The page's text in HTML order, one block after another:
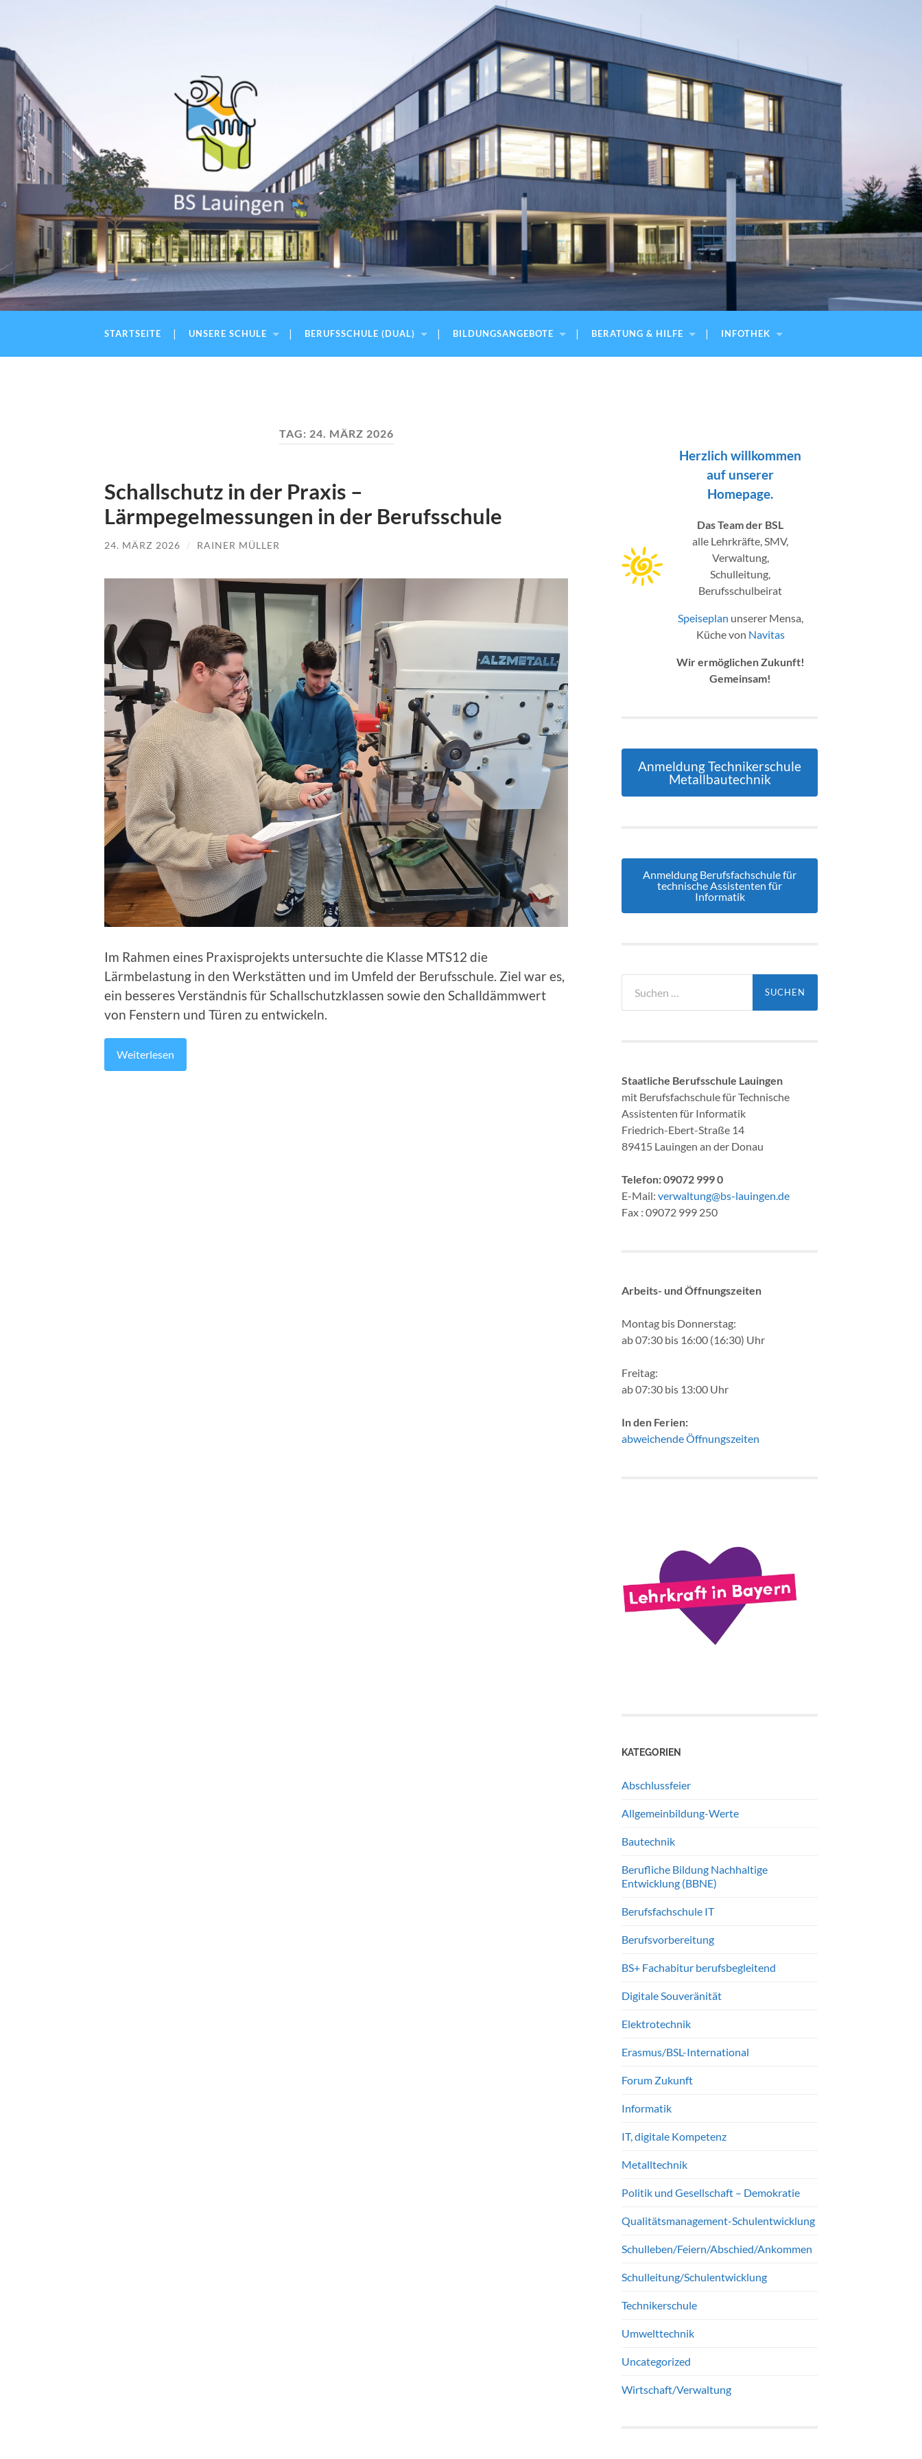
BS
STARTSEITE UNSERE SCHULE BERUFSSCHULE (DUAL) BILDUNGSANGEBOTE BERATUNG & HILFE INFOTHEK
TAG: 24. MÄRZ 2026
Schallschutz in der Praxis –
Lärmpegelmessungen in der Berufsschule
24. MÄRZ 2026 / RAINER MÜLLER
Im Rahmen eines Praxisprojekts untersuchte die Klasse MTS12 die
Lärmbelastung in den Werkstätten und im Umfeld der Berufsschule. Ziel war es,
ein besseres Verständnis für Schallschutzklassen sowie den Schalldämmwert
von Fenstern und Türen zu entwickeln.
Weiterlesen
Herzlich willkommen
auf unserer
Homepage.
Das Team der BSL
alle Lehrkräfte, SMV,
Verwaltung,
Schulleitung,
Berufsschulbeirat
Speiseplan unserer Mensa,
Küche von Navitas
Wir ermöglichen Zukunft!
Gemeinsam!
Anmeldung Technikerschule
Metallbautechnik
Anmeldung Berufsfachschule für
technische Assistenten für
Informatik
nach:
Staatliche Berufsschule Lauingen
mit Berufsfachschule für Technische
Assistenten für Informatik
Friedrich-Ebert-Straße 14
89415 Lauingen an der Donau
Telefon: 09072 999 0
E-Mail: verwaltung@bs-lauingen.de
Fax : 09072 999 250
Arbeits- und Öffnungszeiten
Montag bis Donnerstag:
ab 07:30 bis 16:00 (16:30) Uhr
Freitag:
ab 07:30 bis 13:00 Uhr
In den Ferien:
abweichende Öffnungszeiten
KATEGORIEN
Abschlussfeier
Allgemeinbildung-Werte
Bautechnik
Berufliche Bildung Nachhaltige
Entwicklung (BBNE)
Berufsfachschule IT
Berufsvorbereitung
BS+ Fachabitur berufsbegleitend
Digitale Souveränität
Elektrotechnik
Erasmus/BSL-International
Forum Zukunft
Informatik
IT, digitale Kompetenz
Metalltechnik
Politik und Gesellschaft – Demokratie
Qualitätsmanagement-Schulentwicklung
Schulleben/Feiern/Abschied/Ankommen
Schulleitung/Schulentwicklung
Technikerschule
Umwelttechnik
Uncategorized
Wirtschaft/Verwaltung